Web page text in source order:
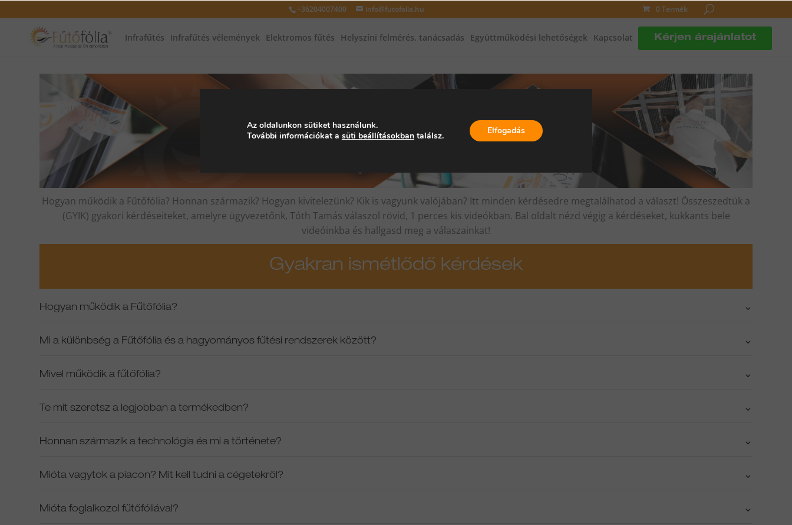
+36204007400 info@futofolia.hu 0 Termék
Infrafűtés Infrafűtés vélemények Elektromos fűtés Helyszíni felmérés, tanácsadás Együttműködési lehetőségek Kapcsolat Kérjen árajánlatot
Hogyan működik a Fűtőfólia? Honnan származik? Hogyan kivitelezünk? Kik is vagyunk valójában? Itt minden kérdésedre megtalálhatod a választ! Összeszedtük a
(GYIK) gyakori kérdéseiteket, amelyre ügyvezetőnk, Tóth Tamás válaszol rövid, 1 perces kis videókban. Bal oldalt nézd végig a kérdéseket, kukkants bele
videóinkba és hallgasd meg a válaszainkat!
Gyakran ismétlődő kérdések
Hogyan működik a Fűtőfólia?
Mi a különbség a Fűtőfólia és a hagyományos fűtési rendszerek között?
Mivel működik a fűtőfólia?
Te mit szeretsz a legjobban a termékedben?
Honnan származik a technológia és mi a története?
Mióta vagytok a piacon? Mit kell tudni a cégetekről?
Mióta foglalkozol fűtőfóliával?
Az oldalunkon sütiket használunk.
További információkat a süti beállításokbantalálsz. Elfogadás